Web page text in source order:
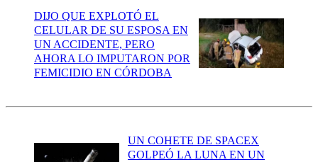
DIJO QUE EXPLOTÓ EL
CELULAR DE SU ESPOSA EN
UN ACCIDENTE, PERO
AHORA LO IMPUTARON POR
FEMICIDIO EN CÓRDOBA
UN COHETE DE SPACEX
GOLPEÓ LA LUNA EN UN